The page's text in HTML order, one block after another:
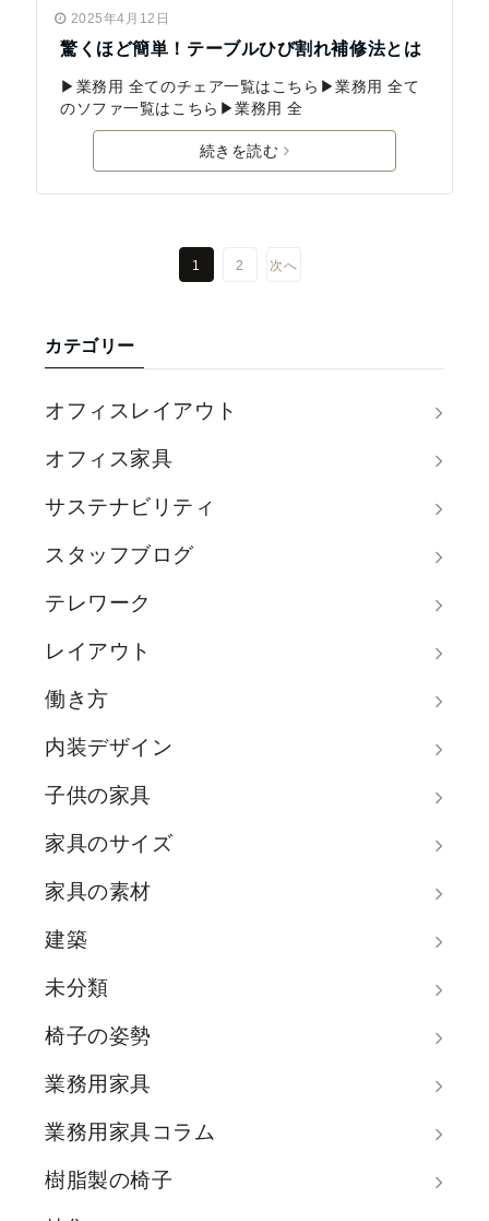
2025年4月12日
驚くほど簡単！テーブルひび割れ補修法とは
▶業務用 全てのチェア一覧はこちら▶業務用 全て
のソファ一覧はこちら▶業務用 全
続きを読む
1 2 次へ
カテゴリー
オフィスレイアウト
オフィス家具
サステナビリティ
スタッフブログ
テレワーク
レイアウト
働き方
内装デザイン
子供の家具
家具のサイズ
家具の素材
建築
未分類
椅子の姿勢
業務用家具
業務用家具コラム
樹脂製の椅子